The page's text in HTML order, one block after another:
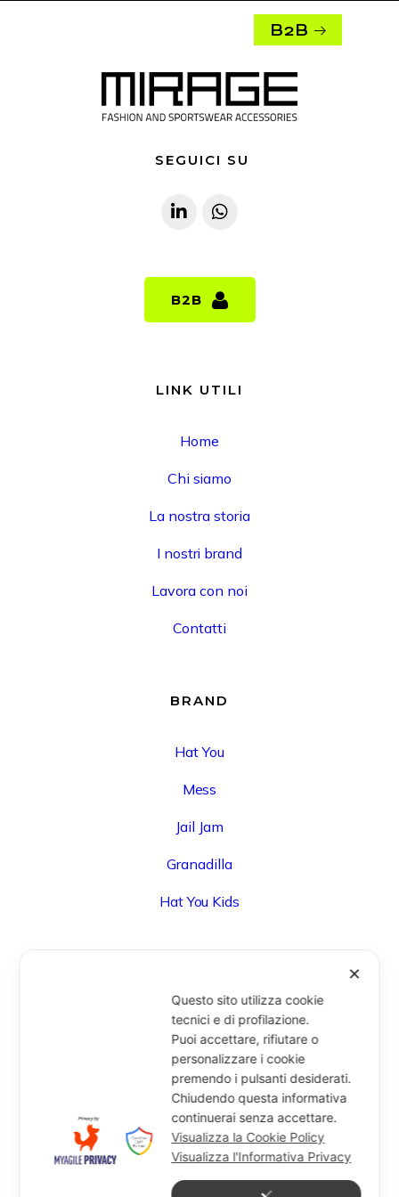
B2B
SEGUICI SU
B2B
B2B
LINK UTILI
Home
Chi siamo
La nostra storia
I nostri brand
Lavora con noi
Contatti
BRAND
Hat You
Mess
Jail Jam
Granadilla
Hat You Kids
Via Degli Speziali, 161 (Blocco 32 Centergross) -
40050 Funo di Argelato (BO) - Italy
info@miragesrl.com
+39 051 8651711
✕
Questo sito utilizza cookie
tecnici e di profilazione.
Puoi accettare, rifiutare o
personalizzare i cookie
premendo i pulsanti desiderati.
Chiudendo questa informativa
continuerai senza accettare.
Visualizza la Cookie Policy
Visualizza l'Informativa Privacy